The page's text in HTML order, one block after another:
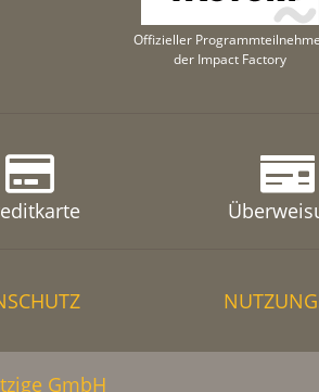
Offizieller
der Impact Factory
GmbH